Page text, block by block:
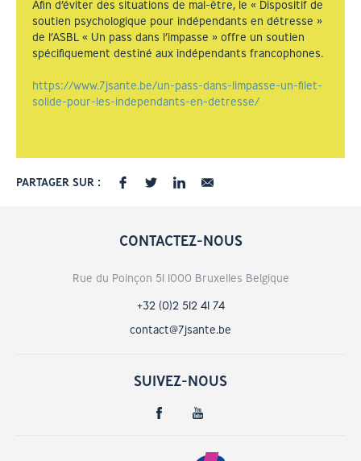
Afin d’éviter des situations de mal-être, le « Dispositif de
soutien psychologique pour indépendants en détresse »
de l’ASBL « Un pass dans l’impasse » offre un soutien
spécifiquement destiné aux indépendants francophones.
https://www.7jsante.be/un-pass-dans-limpasse-un-filet-
solide-pour-les-independants-en-detresse/
PARTAGER SUR :
CONTACTEZ-NOUS
Rue du Poinçon 51 1000 Bruxelles Belgique
+32 (0)2 512 41 74
contact@7jsante.be
SUIVEZ-NOUS